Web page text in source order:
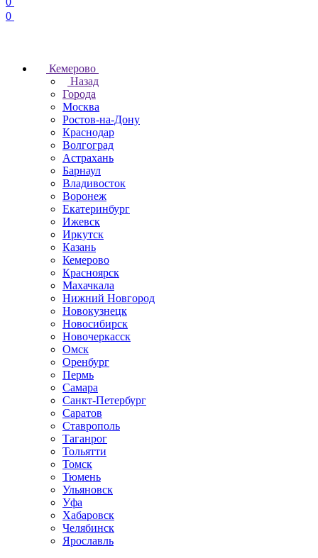
0
Кемерово
Назад
Города
Москва
Ростов-на-Дону
Краснодар
Волгоград
Астрахань
Барнаул
Владивосток
Воронеж
Екатеринбург
Ижевск
Иркутск
Казань
Кемерово
Красноярск
Махачкала
Нижний Новгород
Новокузнецк
Новосибирск
Новочеркаcск
Омск
Оренбург
Пермь
Самара
Санкт-Петербург
Саратов
Ставрополь
Таганрог
Тольятти
Томск
Тюмень
Ульяновск
Уфа
Хабаровск
Челябинск
Ярославль